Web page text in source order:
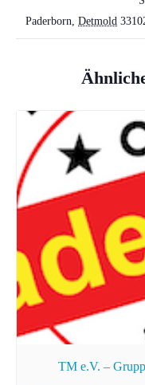
Paderborn, Detmold
TM e.V. –